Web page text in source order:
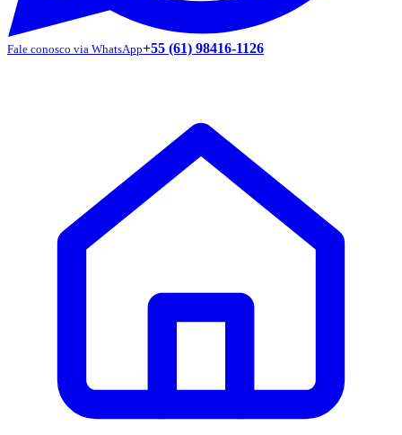
Fale conosco via WhatsApp+55 (61) 98416-1126